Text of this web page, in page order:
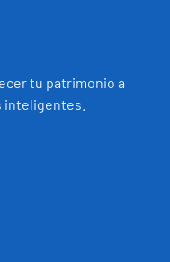
tu patrimonio a
inteligentes.